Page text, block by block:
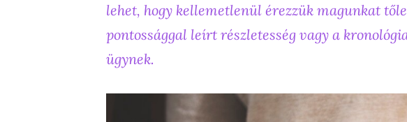
lehet, hogy kellemetlenül érezzük magunkat
pontossággal leírt részletesség vagy a
ügynek.